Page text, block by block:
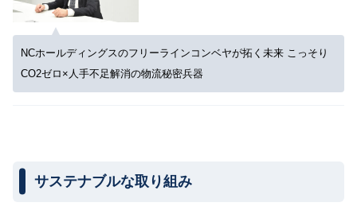
NCホールディングスのフリーラインコンベヤが拓く未来 こっそり
CO2ゼロ×人手不足解消の物流秘密兵器
サステナブルな取り組み